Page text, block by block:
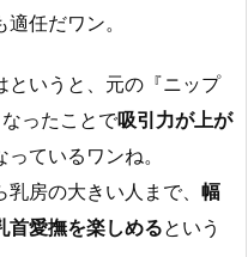
任だワン。
というと、元の『ニップ
ったことで吸引力が上が
っているワンね。
房の大きい人まで、 幅
首愛撫を楽しめるという